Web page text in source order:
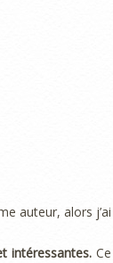
auteur, alors j’ai
intéressantes. Ce